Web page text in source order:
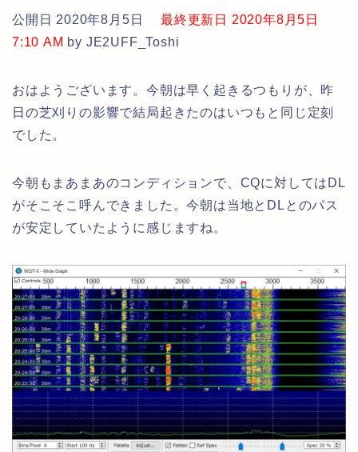
公開日 2020年8月5日
最終更新日 2020年8月5日
7:10 AM by JE2UFF_Toshi
おはようございます。今朝は早く起きるつもりが、昨
日の芝刈りの影響で結局起きたのはいつもと同じ定刻
でした。
今朝もまあまあのコンディションで、CQに対してはDL
がそこそこ呼んできました。今朝は当地とDLとのパス
が安定していたように感じますね。